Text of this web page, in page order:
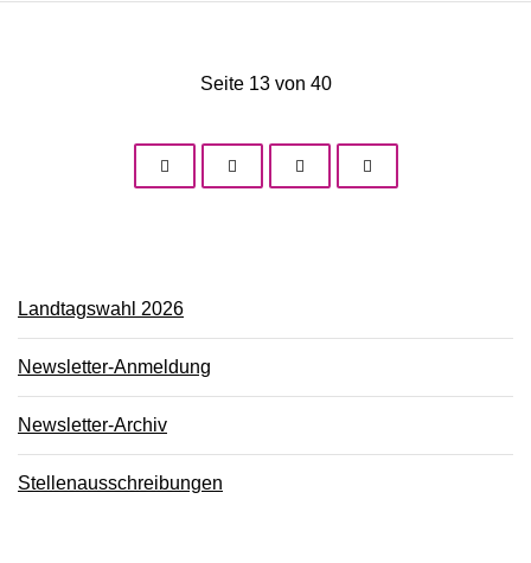
Seite 13 von 40
Landtagswahl 2026
Newsletter-Anmeldung
Newsletter-Archiv
Stellenausschreibungen